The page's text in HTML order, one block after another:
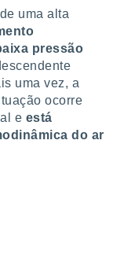
uma alta
pressão
uma vez, a
ocorre
e está
do ar